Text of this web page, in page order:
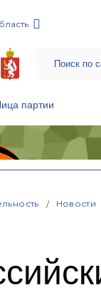
партии
Новости